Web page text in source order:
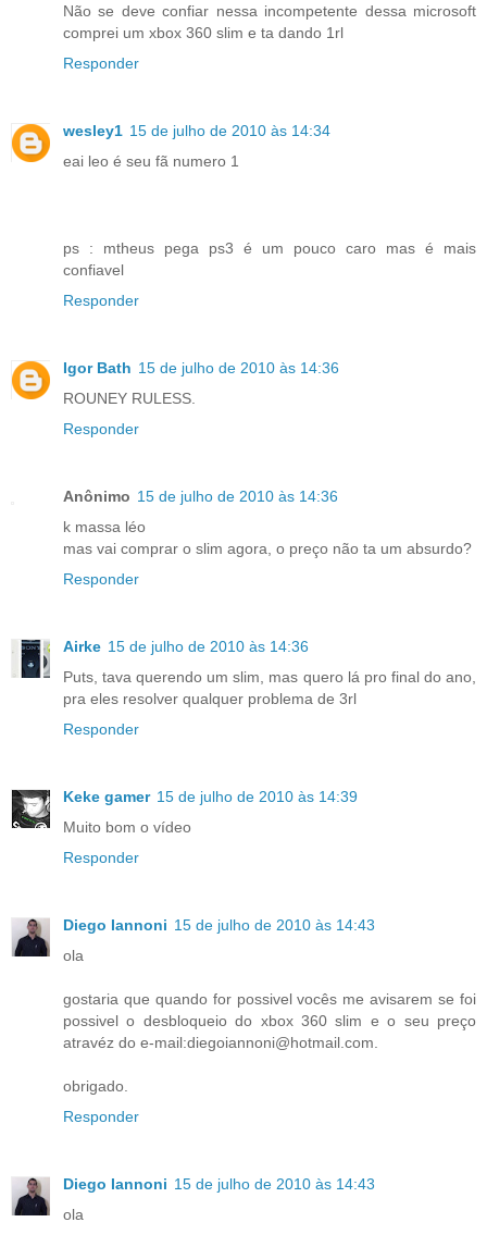
Não se deve confiar nessa incompetente dessa microsoft
comprei um xbox 360 slim e ta dando 1rl
Responder
wesley1 15 de julho de 2010 às 14:34
eai leo é seu fã numero 1
ps : mtheus pega ps3 é um pouco caro mas é mais
confiavel
Responder
Igor Bath 15 de julho de 2010 às 14:36
ROUNEY RULESS.
Responder
Anônimo 15 de julho de 2010 às 14:36
k massa léo
mas vai comprar o slim agora, o preço não ta um absurdo?
Responder
Airke 15 de julho de 2010 às 14:36
Puts, tava querendo um slim, mas quero lá pro final do ano,
pra eles resolver qualquer problema de 3rl
Responder
Keke gamer 15 de julho de 2010 às 14:39
Muito bom o vídeo
Responder
Diego Iannoni 15 de julho de 2010 às 14:43
ola
gostaria que quando for possivel vocês me avisarem se foi
possivel o desbloqueio do xbox 360 slim e o seu preço
atravéz do e-mail:diegoiannoni@hotmail.com.
obrigado.
Responder
Diego Iannoni 15 de julho de 2010 às 14:43
ola